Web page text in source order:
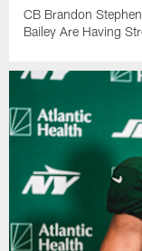
CB Brandon
Bailey Are Having